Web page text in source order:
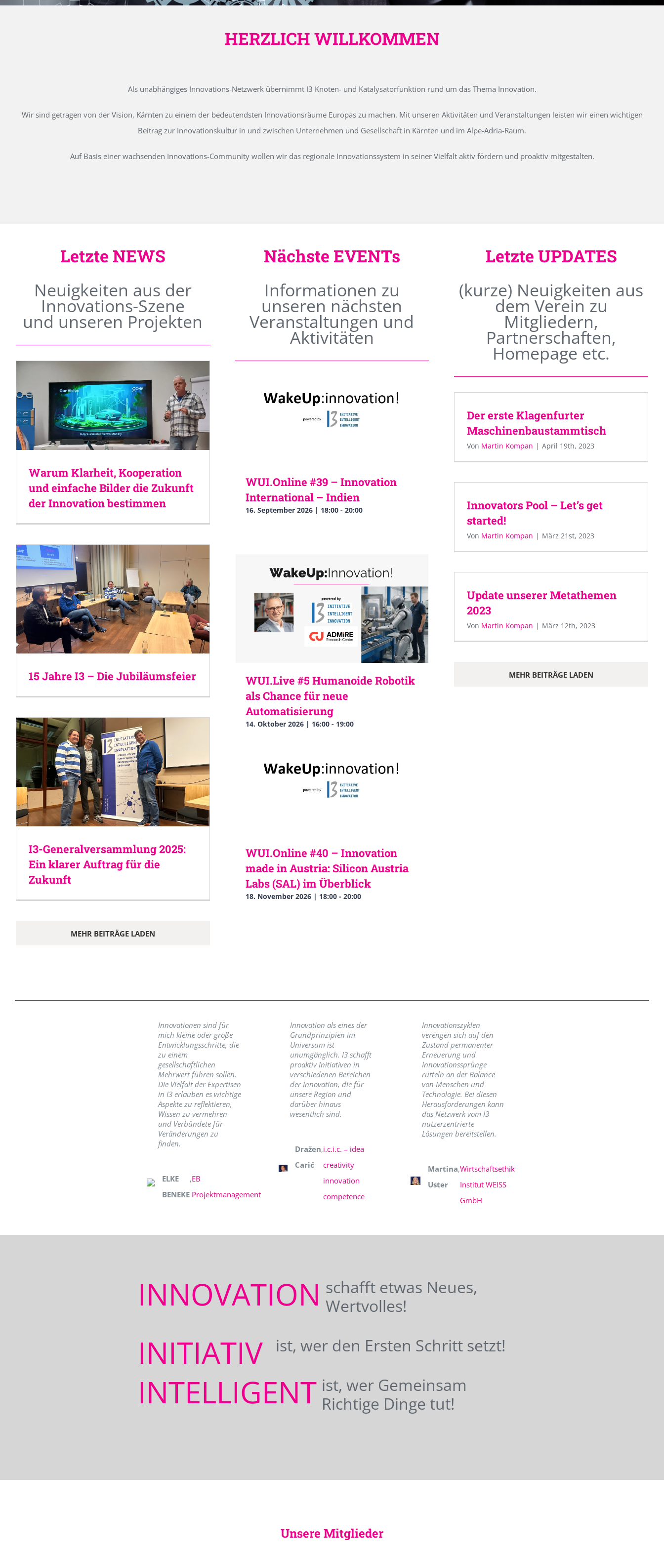
HERZLICH WILLKOMMEN
Als unabhängiges Innovations-Netzwerk übernimmt I3 Knoten- und Katalysatorfunktion rund um das Thema Innovation.
Wir sind getragen von der Vision, Kärnten zu einem der bedeutendsten Innovationsräume Europas zu machen. Mit unseren Aktivitäten und Veranstaltungen leisten wir einen wichtigen
Beitrag zur Innovationskultur in und zwischen Unternehmen und Gesellschaft in Kärnten und im Alpe-Adria-Raum.
Auf Basis einer wachsenden Innovations-Community wollen wir das regionale Innovationssystem in seiner Vielfalt aktiv fördern und proaktiv mitgestalten.
Letzte NEWS
Neuigkeiten aus der
Innovations-Szene
und unseren Projekten
Warum Klarheit, Kooperation
und einfache Bilder die Zukunft
der Innovation bestimmen
15 Jahre I3 – Die Jubiläumsfeier
I3-Generalversammlung 2025:
Ein klarer Auftrag für die
Zukunft
MEHR BEITRÄGE LADEN
Nächste EVENTs
Informationen zu
unseren nächsten
Veranstaltungen und
Aktivitäten
WUI.Online #39 – Innovation
International – Indien
16. September 2026 | 18:00- 20:00
WUI.Live #5 Humanoide Robotik
als Chance für neue
Automatisierung
14. Oktober 2026 | 16:00- 19:00
WUI.Online #40 – Innovation
made in Austria: Silicon Austria
Labs (SAL) im Überblick
18. November 2026 | 18:00- 20:00
Letzte UPDATES
(kurze) Neuigkeiten aus
dem Verein zu
Mitgliedern,
Partnerschaften,
Homepage etc.
Der erste Klagenfurter
Maschinenbaustammtisch
Von Martin Kompan | April 19th, 2023
Innovators Pool – Let’s get
started!
Von Martin Kompan | März 21st, 2023
Update unserer Metathemen
2023
Von Martin Kompan | März 12th, 2023
MEHR BEITRÄGE LADEN
Innovationen sind für
mich kleine oder große
Entwicklungsschritte, die
zu einem
gesellschaftlichen
Mehrwert führen sollen.
Die Vielfalt der Expertisen
in I3 erlauben es wichtige
Aspekte zu reflektieren,
Wissen zu vermehren
und Verbündete für
Veränderungen zu
finden.
ELKE
BENEKE
,EB
Projektmanagement
Innovation als eines der
Grundprinzipien im
Universum ist
unumgänglich. I3 schafft
proaktiv Initiativen in
verschiedenen Bereichen
der Innovation, die für
unsere Region und
darüber hinaus
wesentlich sind.
Dražen
Carić
,i.c.i.c. – idea
creativity
innovation
competence
Innovationszyklen
verengen sich auf den
Zustand permanenter
Erneuerung und
Innovationssprünge
rütteln an der Balance
von Menschen und
Technologie. Bei diesen
Herausforderungen kann
das Netzwerk vom I3
nutzerzentrierte
Lösungen bereitstellen.
Martina
Uster
,Wirtschaftsethik
Institut WEISS
GmbH
INNOVATION schafft etwas Neues,
Wertvolles!
INITIATIV ist, wer den Ersten Schritt setzt!
INTELLIGENT ist, wer Gemeinsam
Richtige Dinge tut!
Unsere Mitglieder